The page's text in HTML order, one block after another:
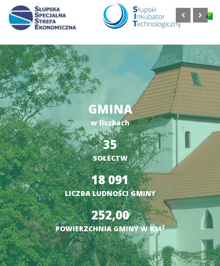
GMINA
w liczbach
35
SOŁECTW
18 091
LICZBA LUDNOŚCI GMINY
252,00
POWIERZCHNIA GMINY W KM2